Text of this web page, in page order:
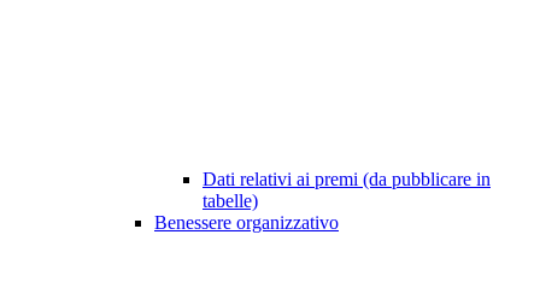
Dati relativi ai premi (da pubblicare in
tabelle)
Benessere organizzativo